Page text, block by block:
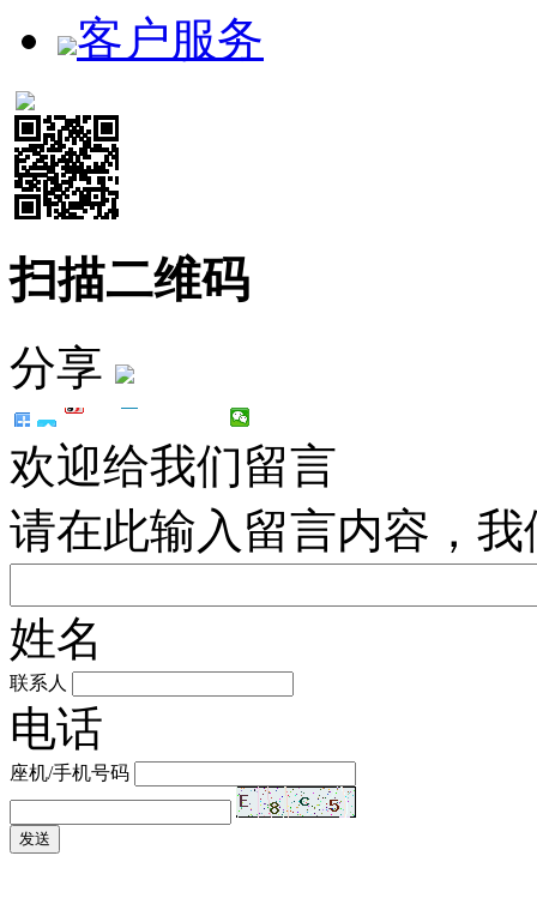
客户服务
扫描二维码
分享
欢迎给我们留言
请在此输入留言内容，
姓名
联系人
电话
座机/手机号码